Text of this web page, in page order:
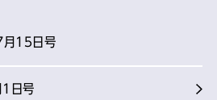
15日号
日号